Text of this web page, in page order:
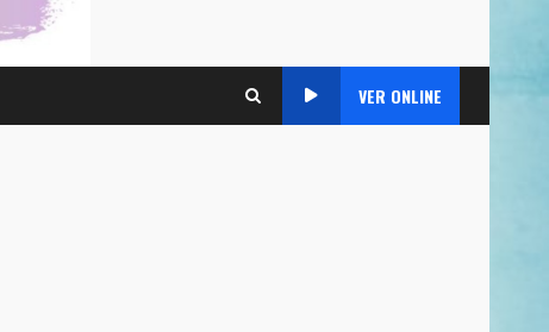
VER ONLINE